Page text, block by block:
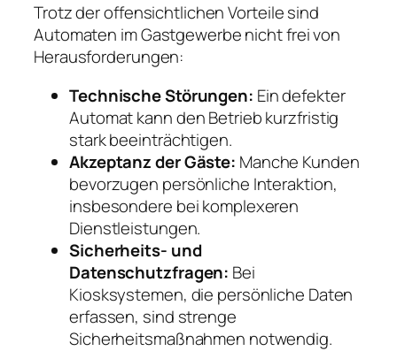
Trotz der offensichtlichen Vorteile sind
Automaten im Gastgewerbe nicht frei von
Herausforderungen:
Technische Störungen: Ein defekter
Automat kann den Betrieb kurzfristig
stark beeinträchtigen.
Akzeptanz der Gäste: Manche Kunden
bevorzugen persönliche Interaktion,
insbesondere bei komplexeren
Dienstleistungen.
Sicherheits- und
Datenschutzfragen: Bei
Kiosksystemen, die persönliche Daten
erfassen, sind strenge
Sicherheitsmaßnahmen notwendig.